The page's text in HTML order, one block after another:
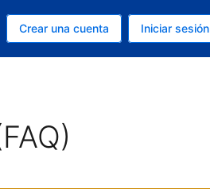
de EEUU
usando es Español (Argentina)
Crear una cuenta Iniciar sesión